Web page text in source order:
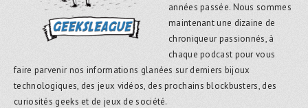
années passée. Nous sommes
maintenant une dizaine de
chroniqueur passionnés, à
chaque podcast pour vous
faire parvenir nos informations glanées sur derniers bijoux
technologiques, des jeux vidéos, des prochains blockbusters, des
curiosités geeks et de jeux de société.